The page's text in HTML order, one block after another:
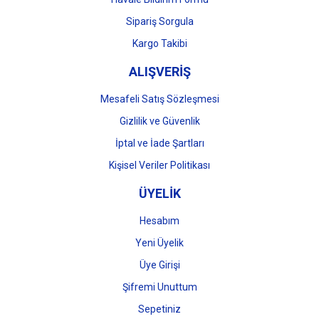
Gönder
Sipariş Sorgula
Kargo Takibi
ALIŞVERİŞ
Mesafeli Satış Sözleşmesi
Gizlilik ve Güvenlik
İptal ve İade Şartları
Kişisel Veriler Politikası
ÜYELİK
Hesabım
Yeni Üyelik
Üye Girişi
Şifremi Unuttum
Sepetiniz